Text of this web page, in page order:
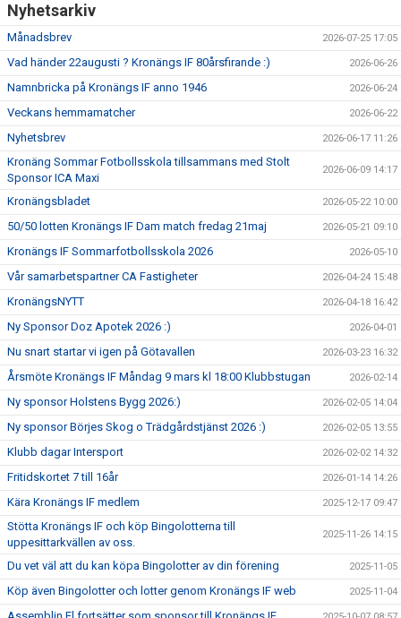
Nyhetsarkiv
Månadsbrev 2026-07-25 17:05
Vad händer 22augusti ? Kronängs IF 80årsfirande :) 2026-06-26
Namnbricka på Kronängs IF anno 1946 2026-06-24
Veckans hemmamatcher 2026-06-22
Nyhetsbrev 2026-06-17 11:26
Kronäng Sommar Fotbollsskola tillsammans med Stolt
Sponsor ICA Maxi
2026-06-09 14:17
Kronängsbladet 2026-05-22 10:00
50/50 lotten Kronängs IF Dam match fredag 21maj 2026-05-21 09:10
Kronängs IF Sommarfotbollsskola 2026 2026-05-10
Vår samarbetspartner CA Fastigheter 2026-04-24 15:48
KronängsNYTT 2026-04-18 16:42
Ny Sponsor Doz Apotek 2026 :) 2026-04-01
Nu snart startar vi igen på Götavallen 2026-03-23 16:32
Årsmöte Kronängs IF Måndag 9 mars kl 18:00 Klubbstugan 2026-02-14
Ny sponsor Holstens Bygg 2026:) 2026-02-05 14:04
Ny sponsor Börjes Skog o Trädgårdstjänst 2026 :) 2026-02-05 13:55
Klubb dagar Intersport 2026-02-02 14:32
Fritidskortet 7 till 16år 2026-01-14 14:26
Kära Kronängs IF medlem 2025-12-17 09:47
Stötta Kronängs IF och köp Bingolotterna till
uppesittarkvällen av oss.
2025-11-26 14:15
Du vet väl att du kan köpa Bingolotter av din förening 2025-11-05
Köp även Bingolotter och lotter genom Kronängs IF web 2025-11-04